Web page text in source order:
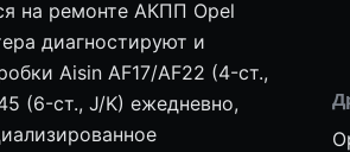
на ремонте АКПП Opel
диагностируют и
Aisin AF17/AF22 (4-ст.,
(6-ст., J/K) ежедневно,